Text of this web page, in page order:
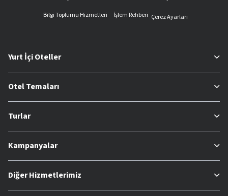
Bilgi Toplumu Hizmetleri
İşlem Rehberi Çerez Ayarları
Yurt İçi Oteller
Otel Temaları
Turlar
Kampanyalar
Diğer Hizmetlerimiz